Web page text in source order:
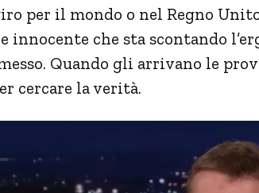
per il mondo o nel Regno
innocente che sta scontando
Quando gli arrivano le
cercare la verità.